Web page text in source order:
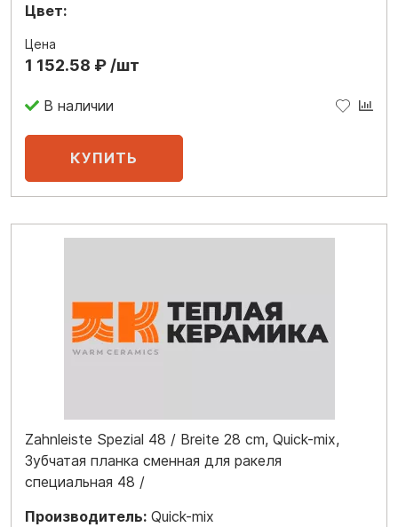
Цвет:
Цена
1 152.58 ₽ /шт
В наличии
Zahnleiste Spezial 48 / Breite 28 cm, Quick-mix,
Зубчатая планка сменная для ракеля
специальная 48 /
Производитель: Quick-mix